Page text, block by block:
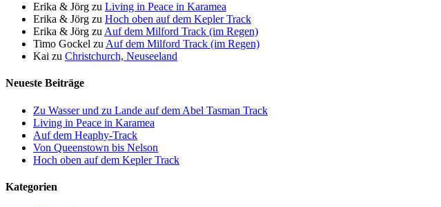
Erika & Jörg zu Living in Peace in Karamea
Erika & Jörg zu Hoch oben auf dem Kepler Track
Erika & Jörg zu Auf dem Milford Track (im Regen)
Timo Gockel zu Auf dem Milford Track (im Regen)
Kai zu Christchurch, Neuseeland
Neueste Beiträge
Zu Wasser und zu Lande auf dem Abel Tasman Track
Living in Peace in Karamea
Auf dem Heaphy-Track
Von Queenstown bis Nelson
Hoch oben auf dem Kepler Track
Kategorien